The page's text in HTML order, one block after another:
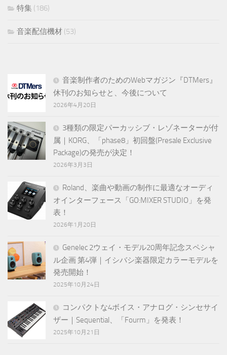
特集 (186)
音楽配信機材 (53)
音楽制作者のためのWebマガジン『DTMers』
休刊のお知らせと、今後について
2026年4月20日
3種類の限定パーカッシブ・レゾネーターが付
属｜KORG、「phase8」初回盤(Presale Exclusive
Package)の発売が決定！
2026年3月3日
Roland、楽曲や動画の制作に最適なオーディ
オインターフェース「GO:MIXER STUDIO」を発
表！
2026年1月20日
Genelec 2ウェイ・モデル20周年記念スペシャ
ル企画 第4弾｜イシバシ楽器限定カラーモデルを
発売開始！
2025年10月24日
コンパクトな4ボイス・アナログ・シンセサイ
ザー｜Sequential、「Fourm」を発表！
2025年10月21日